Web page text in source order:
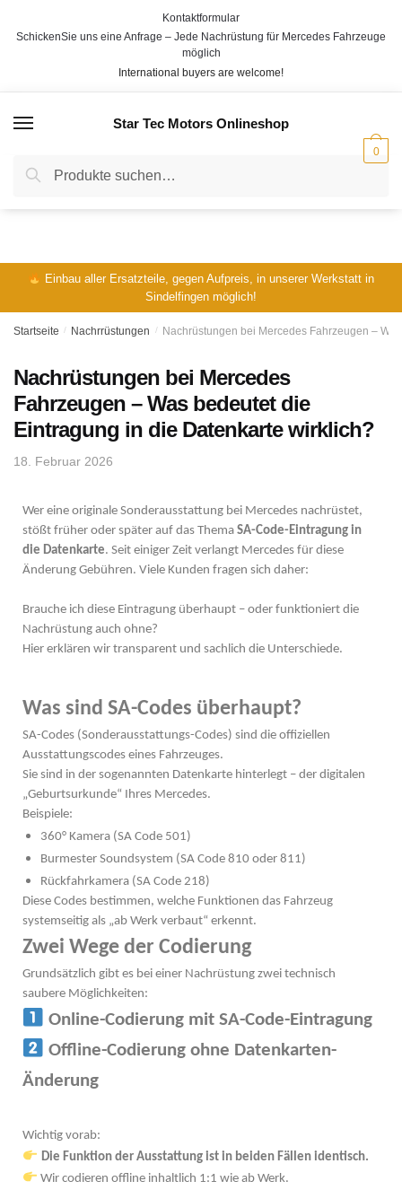
Kontaktformular
SchickenSie uns eine Anfrage – Jede Nachrüstung für Mercedes Fahrzeuge
möglich
International buyers are welcome!
Star Tec Motors Onlineshop
Suche
0
Einbau aller Ersatzteile, gegen Aufpreis, in unserer Werkstatt in
Sindelfingen möglich!
Startseite / Nachrrüstungen / Nachrüstungen bei Mercedes Fahrzeugen –
Nachrüstungen bei Mercedes
Fahrzeugen – Was bedeutet die
Eintragung in die Datenkarte wirklich?
18. Februar 2026
Wer eine originale Sonderausstattung bei Mercedes nachrüstet,
stößt früher oder später auf das Thema SA-Code-Eintragung in
die Datenkarte. Seit einiger Zeit verlangt Mercedes für diese
Änderung Gebühren. Viele Kunden fragen sich daher:
Brauche ich diese Eintragung überhaupt – oder funktioniert die
Nachrüstung auch ohne?
Hier erklären wir transparent und sachlich die Unterschiede.
Was sind SA-Codes überhaupt?
SA-Codes (Sonderausstattungs-Codes) sind die offiziellen
Ausstattungscodes eines Fahrzeuges.
Sie sind in der sogenannten Datenkarte hinterlegt – der digitalen
„Geburtsurkunde“ Ihres Mercedes.
Beispiele:
360° Kamera (SA Code 501)
Burmester Soundsystem (SA Code 810 oder 811)
Rückfahrkamera (SA Code 218)
Diese Codes bestimmen, welche Funktionen das Fahrzeug
systemseitig als „ab Werk verbaut“ erkennt.
Zwei Wege der Codierung
Grundsätzlich gibt es bei einer Nachrüstung zwei technisch
saubere Möglichkeiten:
Online-Codierung mit SA-Code-Eintragung
Offline-Codierung ohne Datenkarten-
Änderung
Wichtig vorab:
Die Funktion der Ausstattung ist in beiden Fällen identisch.
Wir codieren offline inhaltlich 1:1 wie ab Werk.